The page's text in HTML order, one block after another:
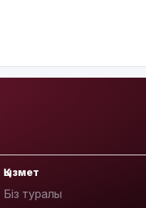
Қызмет
Біз туралы